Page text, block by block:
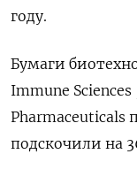
году.
Бумаги
Immune
Pharmaceuticals
подскочили на